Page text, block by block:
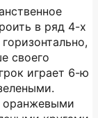
в ряд 4-х
своего
играет 6-ю
оранжевыми